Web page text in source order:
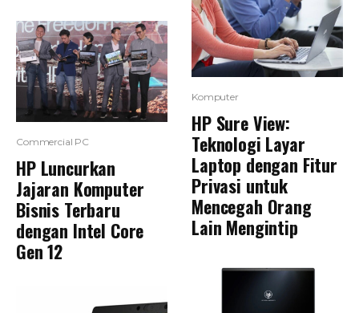
Commercial PC
HP Luncurkan
Jajaran Komputer
Bisnis Terbaru
dengan Intel Core
Gen 12
Komputer
HP Sure View:
Teknologi Layar
Laptop dengan Fitur
Privasi untuk
Mencegah Orang
Lain Mengintip